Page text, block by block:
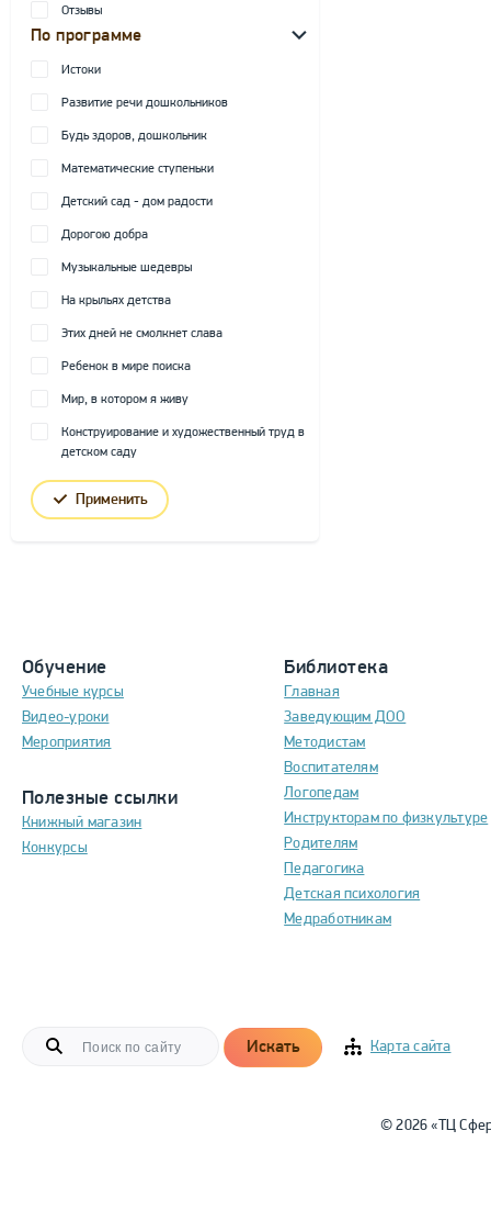
Отзывы
По программе
Истоки
Развитие речи дошкольников
Будь здоров, дошкольник
Математические ступеньки
Детский сад - дом радости
Дорогою добра
Музыкальные шедевры
На крыльях детства
Этих дней не смолкнет слава
Ребенок в мире поиска
Мир, в котором я живу
Конструирование и художественный труд в
детском саду
Применить
Обучение
Учебные курсы
Видео-уроки
Мероприятия
Полезные ссылки
Книжный магазин
Конкурсы
Библиотека
Главная
Заведующим ДОО
Методистам
Воспитателям
Логопедам
Инструкторам по физкультуре
Родителям
Педагогика
Детская психология
Медработникам
Искать Карта сайта
© 2026 «ТЦ